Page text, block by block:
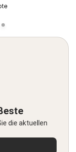
die aktuellen